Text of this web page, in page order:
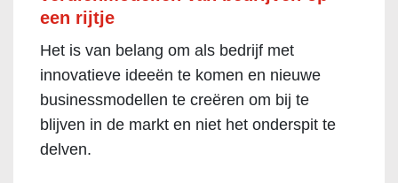
een rijtje
Het is van belang om als bedrijf met
innovatieve ideeën te komen en nieuwe
businessmodellen te creëren om bij te
blijven in de markt en niet het onderspit te
delven.